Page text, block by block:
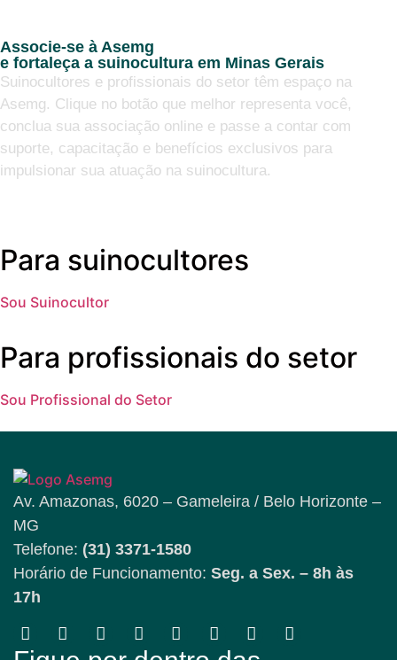
Associe-se à Asemg
e fortaleça a suinocultura em Minas Gerais
Suinocultores e profissionais do setor têm espaço na
Asemg. Clique no botão que melhor representa você,
conclua sua associação online e passe a contar com
suporte, capacitação e benefícios exclusivos para
impulsionar sua atuação na suinocultura.
Para suinocultores
Sou Suinocultor
Para profissionais do setor
Sou Profissional do Setor
Av. Amazonas, 6020 – Gameleira / Belo Horizonte –
MG
Telefone: (31) 3371-1580
Horário de Funcionamento: Seg. a Sex. – 8h às
17h